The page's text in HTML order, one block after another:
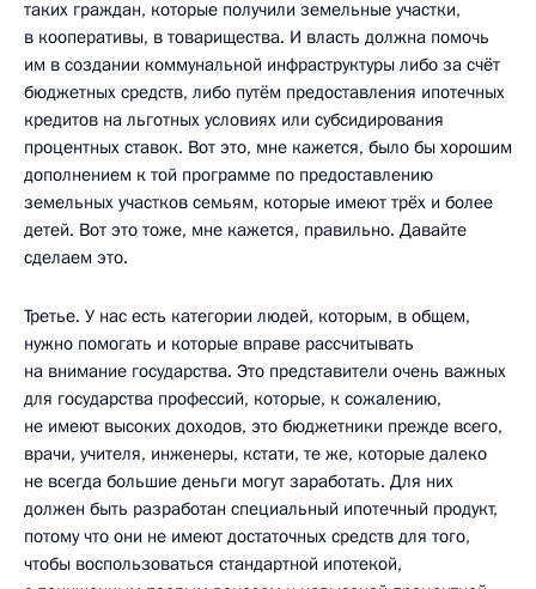
таких граждан, которые получили земельные участки,
в кооперативы, в товарищества. И власть должна помочь
им в создании коммунальной инфраструктуры либо за счёт
бюджетных средств, либо путём предоставления ипотечных
кредитов на льготных условиях или субсидирования
процентных ставок. Вот это, мне кажется, было бы хорошим
дополнением к той программе по предоставлению
земельных участков семьям, которые имеют трёх и более
детей. Вот это тоже, мне кажется, правильно. Давайте
сделаем это.
Третье. У нас есть категории людей, которым, в общем,
нужно помогать и которые вправе рассчитывать
на внимание государства. Это представители очень важных
для государства профессий, которые, к сожалению,
не имеют высоких доходов, это бюджетники прежде всего,
врачи, учителя, инженеры, кстати, те же, которые далеко
не всегда большие деньги могут заработать. Для них
должен быть разработан специальный ипотечный продукт,
потому что они не имеют достаточных средств для того,
чтобы воспользоваться стандартной ипотекой,